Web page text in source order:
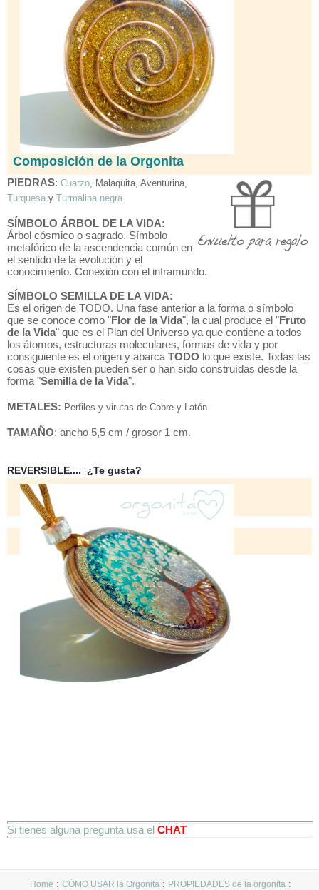
Composición de la Orgonita
PIEDRAS: Cuarzo, Malaquita, Aventurina,
Turquesa y Turmalina negra
SÍMBOLO ÁRBOL DE LA VIDA:
Árbol cósmico o sagrado. Símbolo
metafórico de la ascendencia común en
el sentido de la evolución y el
conocimiento. Conexión con el inframundo.
SÍMBOLO SEMILLA DE LA VIDA:
Es el origen de TODO. Una fase anterior a la forma o símbolo
que se conoce como "Flor de la Vida", la cual produce el "Fruto
de la Vida" que es el Plan del Universo ya que contiene a todos
los átomos, estructuras moleculares, formas de vida y por
consiguiente es el origen y abarca TODO lo que existe. Todas las
cosas que existen pueden ser o han sido construídas desde la
forma "Semilla de la Vida".
METALES: Perfiles y virutas de Cobre y Latón.
TAMAÑO: ancho 5,5 cm / grosor 1 cm.
REVERSIBLE.... ¿Te gusta?
Si tienes alguna pregunta usa el CHAT
Home CÓMO USAR la Orgonita PROPIEDADES de la orgonita